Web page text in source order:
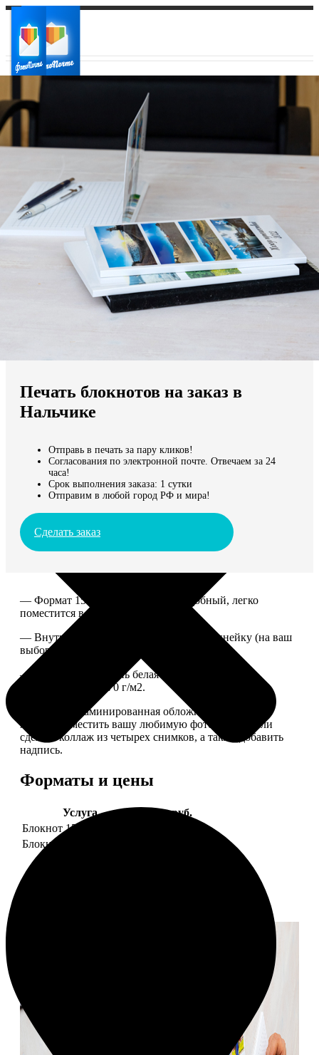
Ваш регион доставки
Выберите из списка:
Мы доставляем по всему миру
Продолжить без города
Печать блокнотов на заказ в
Нальчике
Отправь в печать за пару кликов!
Согласования по электронной почте. Отвечаем за 24
часа!
Срок выполнения заказа: 1 сутки
Отправим в любой город РФ и мира!
Сделать заказ
— Формат 15*20. Компактный и удобный, легко
поместится в сумку или рюкзак.
— Внутри 100 страниц в клетку или в линейку (на ваш
выбор), скрепленных сбоку скобой.
— Приятная на ощупь белая сатиновая бумага
плотностью 150-170 г/м2.
— Плотная ламинированная обложка. На обложке
можно разместить вашу любимую фотографию или
сделать коллаж из четырех снимков, а также добавить
надпись.
Форматы и цены
Услуга
Цена, руб.
Блокнот 15х20 клетка
Блокнот 15х20 линейка